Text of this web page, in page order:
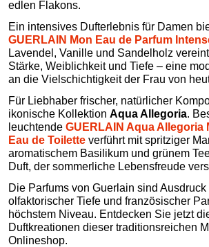
edlen Flakons.
Ein intensives Dufterlebnis für Damen
GUERLAIN Mon Eau de Parfum
Lavendel, Vanille und Sandelholz
Stärke, Weiblichkeit und Tiefe – eine
an die Vielschichtigkeit der Frau von
Für Liebhaber frischer, natürlicher
ikonische Kollektion Aqua Allegoria.
leuchtende GUERLAIN Aqua Allegoria
Eau de Toilette verführt mit spritziger
aromatischem Basilikum und grünem
Duft, der sommerliche Lebensfreude
Die Parfums von Guerlain sind
olfaktorischer Tiefe und französischer
höchstem Niveau. Entdecken Sie jetzt
Duftkreationen dieser traditionsreichen
Onlineshop.